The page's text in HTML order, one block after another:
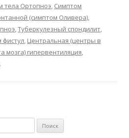
тела Ортопноэ, Симптом
(симптом Оливера),
,Туберкулезный спондилит,
фистул, Центральная (центры в
мозга) гипервентиляция,
.